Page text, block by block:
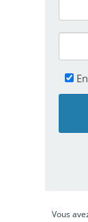
Vous